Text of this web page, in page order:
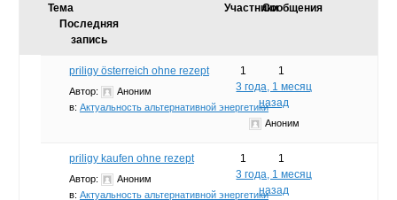
Тема УчастникиСообщения
Последняя
запись
priligy österreich ohne rezept
Автор:
Аноним
в: Актуальность альтернативной энергетики
1
1
3 года, 1 месяц
назад
Аноним
priligy kaufen ohne rezept
Автор:
Аноним
в: Актуальность альтернативной энергетики
1
1
3 года, 1 месяц
назад